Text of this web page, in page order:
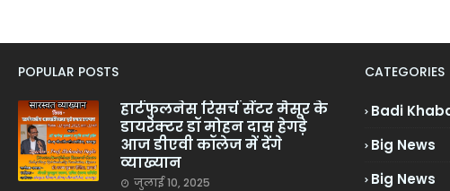
POPULAR POSTS
हार्टफुलनेस रिसर्च सेंटर मैसूर के
डायरेक्टर डॉ मोहन दास हेगड़े
आज डीएवी कॉलेज में देंगे
व्याख्यान
जुलाई 10, 2025
CATEGORIES
Badi
Big News
Big News